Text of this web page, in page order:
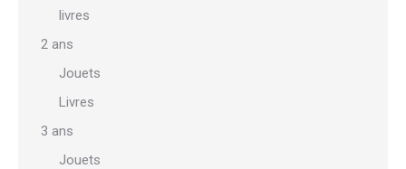
livres
2 ans
Jouets
Livres
3 ans
Jouets